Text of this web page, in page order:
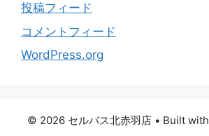
投稿フィード
コメントフィード
WordPress.org
© 2026 セルバス北赤羽店• Built with